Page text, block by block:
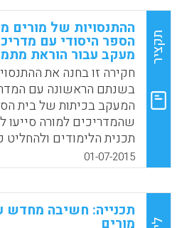
המדריך מציע קווים
לסדנאות ולפרויקטים
להנחיל לתלמידים תפיסת
ולמנוע את הטמעתם של
ועיוותים ביחס לאחר.
ביקורתיות לחקר ספרי
מלחמות העולם וסכסוכים
פינגל).
WhatsApp
X
תקציר
ההתנסויות של מורים
הספר היסודי עם
מעקב עבור הוראת
חקירה זו בחנה את
בשנתם הראשונה עם
המעקב בכיתות של בית
שהמדריכים למורה
תכנית הלימודים
התוכן, המדיניות
מהמשתתפים לעקוב אחר
לדילמות מקצועיות לא
המורים (Bauml, Michelle, 2015).
01-07-2015
תכנייה: חשיבה
מורים